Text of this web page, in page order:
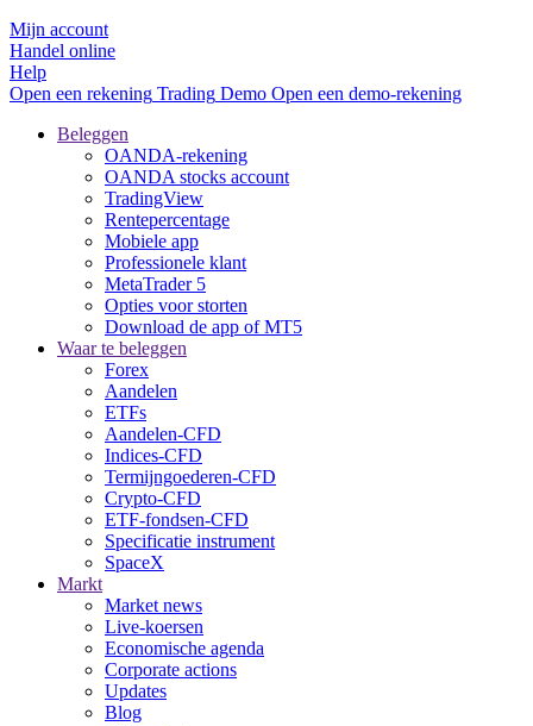
Mijn account
Handel online
Help
Open een rekening Trading Demo Open een demo-rekening
Beleggen
OANDA-rekening
OANDA stocks account
TradingView
Rentepercentage
Mobiele app
Professionele klant
MetaTrader 5
Opties voor storten
Download de app of MT5
Waar te beleggen
Forex
Aandelen
ETFs
Aandelen-CFD
Indices-CFD
Termijngoederen-CFD
Crypto-CFD
ETF-fondsen-CFD
Specificatie instrument
SpaceX
Markt
Market news
Live-koersen
Economische agenda
Corporate actions
Updates
Blog